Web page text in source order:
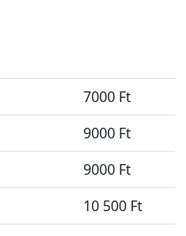
7000 Ft
9000 Ft
9000 Ft
10 500 Ft